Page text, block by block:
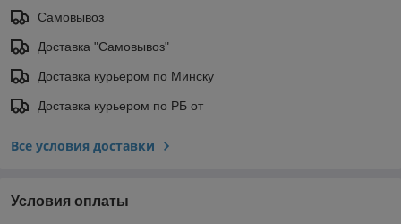
Самовывоз
Доставка "Самовывоз"
Доставка курьером по Минску
Доставка курьером по РБ от
Все условия доставки
Условия оплаты